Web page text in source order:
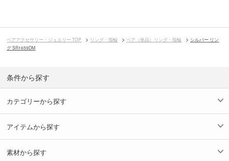
ペアアクセサリー・ジュエリー TOP リング・指輪 ペア（単品）リング・指輪
シルバー リン
グ SR1659DM
条件から探す
カテゴリーから探す
アイテムから探す
素材から探す